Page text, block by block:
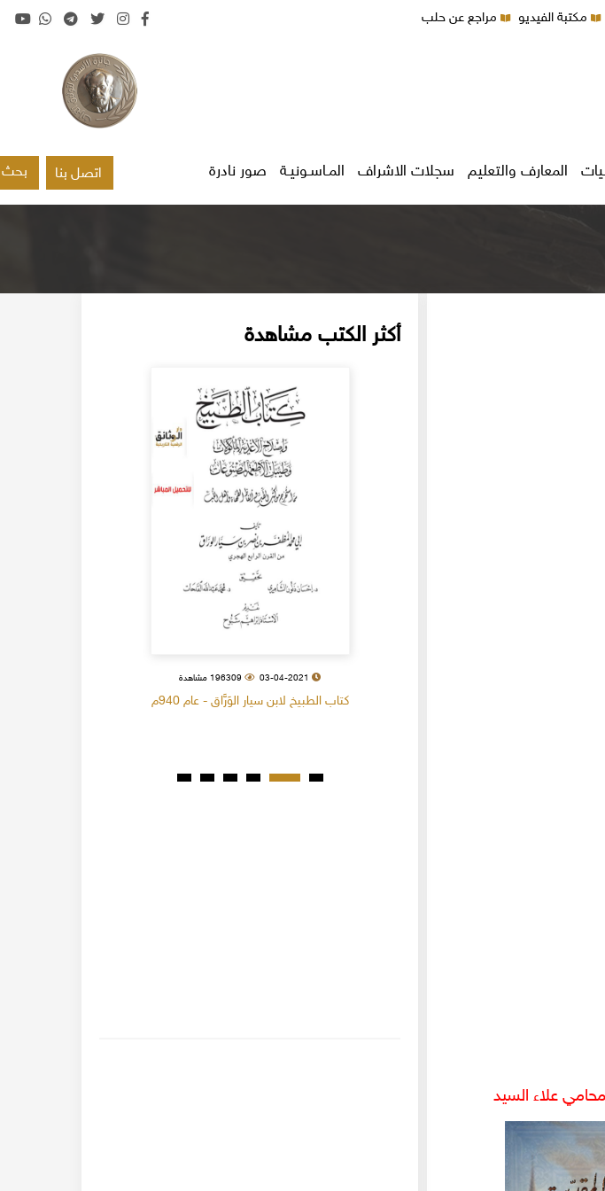
مكتبة الفيديو مراجع عن حلب
المعارف والتعليم سجلات الاشراف المـاسـونيـة صور نادرة اتصل بنا بحث
علاء السيد
أكثر الكتب مشاهدة
03-04-2021 196309 مشاهدة
كتاب الطبيخ لابن سيار الوَرَّاق - عام 940م